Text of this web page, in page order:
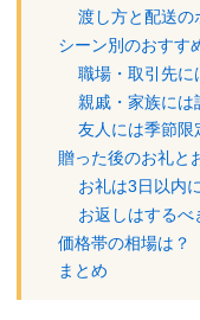
渡し方と配送の
シーン別のおすす
職場・取引先に
親戚・家族には
友人には季節限
贈った後のお礼と
お礼は3日以内
お返しはするべ
価格帯の相場は？
まとめ